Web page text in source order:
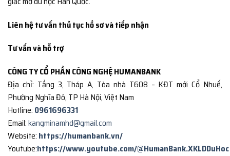
Liên hệ tư vấn thủ tục hồ sơ và tiếp nhận
Tư vấn và hỗ trợ
CÔNG TY CỔ PHẦN CÔNG NGHỆ HUMANBANK
Địa chỉ: Tầng 3, Tháp A, Tòa nhà T608 – KĐT mới Cổ Nhuế,
Phường Nghĩa Đô, TP Hà Nội, Việt Nam
Hotline: 0961696331
Email:kangminamhd@gmail.com
Website: https://humanbank.vn/
Youtube:https://www.youtube.com/@HumanBank.XKLDDuHoc